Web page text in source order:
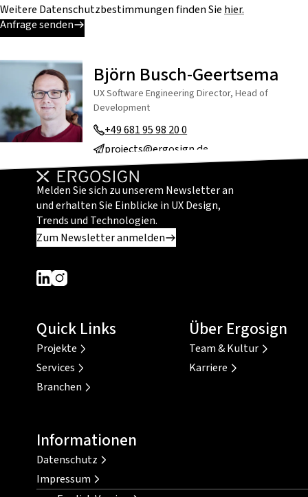
Weitere Datenschutzbestimmungen finden Sie hier.
Anfrage senden
Björn Busch-Geertsema
UX Software Engineering Director, Head of
Development
+49 681 95 98 20 0
projects@ergosign.de
Melden Sie sich zu unserem Newsletter an
und erhalten Sie Einblicke in UX Design,
Trends und Technologien.
Zum Newsletter anmelden
Dieser Link führt zu einer externen Seite
Dieser Link führt zu einer externen Seite
Quick Links
Projekte
Services
Branchen
Über Ergosign
Team & Kultur
Karriere
Informationen
Datenschutz
Impressum